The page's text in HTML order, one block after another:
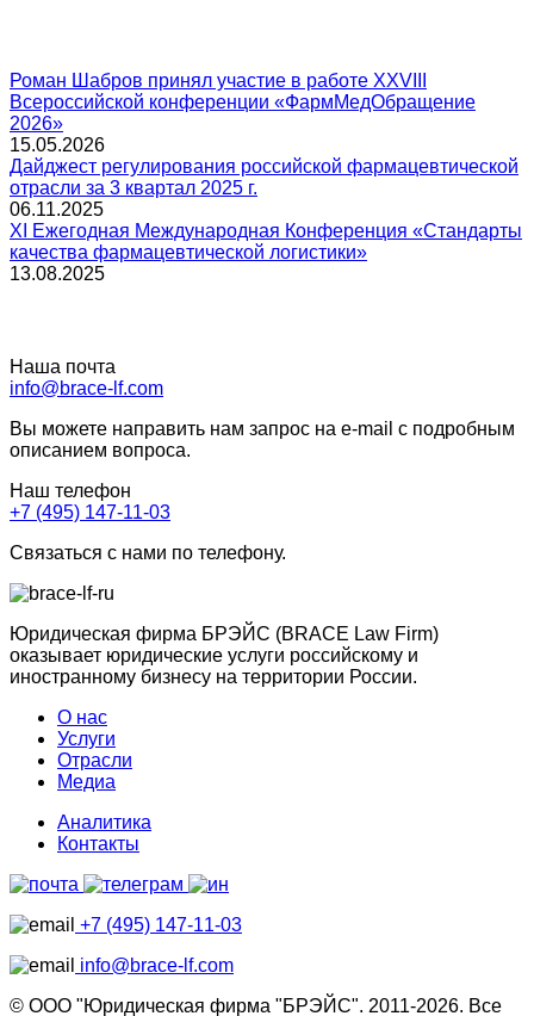
Роман Шабров принял участие в работе XXVIII
Всероссийской конференции «ФармМедОбращение
2026»
15.05.2026
Дайджест регулирования российской фармацевтической
отрасли за 3 квартал 2025 г.
06.11.2025
XI Ежегодная Международная Конференция «Стандарты
качества фармацевтической логистики»
13.08.2025
Наша почта
info@brace-lf.com
Вы можете направить нам запрос на e-mail с подробным
описанием вопроса.
Наш телефон
+7 (495) 147-11-03
Связаться с нами по телефону.
Юридическая фирма БРЭЙС (BRACE Law Firm)
оказывает юридические услуги российскому и
иностранному бизнесу на территории России.
О нас
Услуги
Отрасли
Медиа
Аналитика
Контакты
+7 (495) 147-11-03
info@brace-lf.com
© ООО "Юридическая фирма "БРЭЙС". 2011-2026. Все